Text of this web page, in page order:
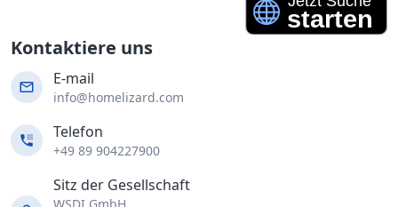
Kontaktiere uns
E-mail
info@homelizard.com
Telefon
+49 89 904227900
Sitz der Gesellschaft